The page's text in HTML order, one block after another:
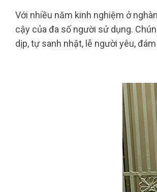
Với nhiều năm kinh nghiệm ở
cậy của đa số người sử dụng.
dịp, tự sanh nhật, lễ người yêu,